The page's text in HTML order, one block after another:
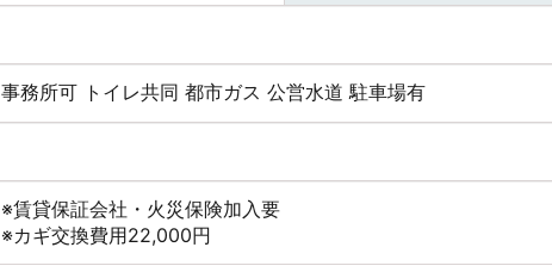
事務所可 トイレ共同 都市ガス 公営水道 駐車場有
※賃貸保証会社・火災保険加入要
※カギ交換費用22,000円